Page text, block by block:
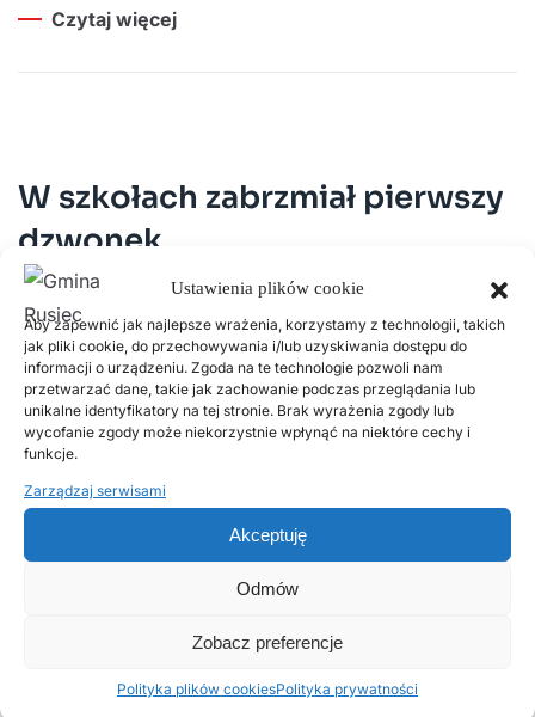
Ustawienia plików cookie
Aby zapewnić jak najlepsze wrażenia, korzystamy z technologii, takich
jak pliki cookie, do przechowywania i/lub uzyskiwania dostępu do
informacji o urządzeniu. Zgoda na te technologie pozwoli nam
przetwarzać dane, takie jak zachowanie podczas przeglądania lub
unikalne identyfikatory na tej stronie. Brak wyrażenia zgody lub
wycofanie zgody może niekorzystnie wpłynąć na niektóre cechy i
funkcje.
Zarządzaj serwisami
Akceptuję
Odmów
Zobacz preferencje
Polityka plików cookiesPolityka prywatności
Czytaj więcej
W szkołach zabrzmiał pierwszy
dzwonek
1 WRZEŚNIA, 2025
W Zespołach Szkolno-Przedszkolnych w Ruścu i Woli
Wiązowej rozpoczął się rok szkolny 2025/2026. Z tej
okazji odbyły się uroczyste akademie, podczas
których uczniowie, nauczyciele i rodzice powitali nowy
rok pełen wyzwań i przygód.– Rozpoczynamy kolejny
rok szkolny – czas nowych wyzwań. Życzę wszystkim
uczniom, abyście z ciekawością podchodzili…